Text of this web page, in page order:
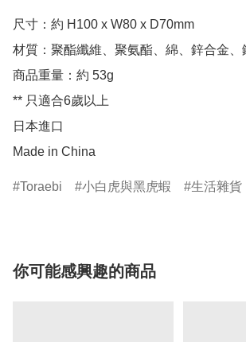
尺寸：約 H100 x W80 x D70mm
材質：聚酯纖維、聚氨酯、綿、鋅合金、
商品重量：約 53g
** 只適合6歲以上
日本進口
Made in China
Toraebi 小白虎與黑虎蝦 生活雜貨
你可能感興趣的商品